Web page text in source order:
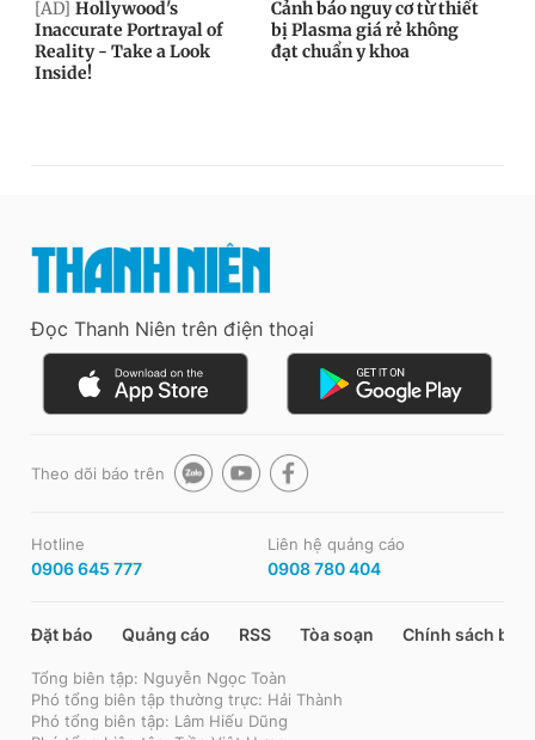
Đọc Thanh Niên trên điện thoại
Theo dõi báo trên
Hotline
0906 645 777
Liên hệ quảng cáo
0908 780 404
Đặt báo Quảng cáo RSS Tòa soạn Chính sách bảo
Tổng biên tập: Nguyễn Ngọc Toàn
Phó tổng biên tập thường trực: Hải Thành
Phó tổng biên tập: Lâm Hiếu Dũng